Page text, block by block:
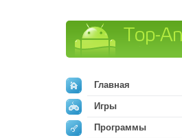
Главная
Игры
Программы